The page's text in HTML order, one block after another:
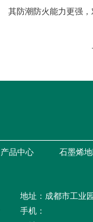
其防潮防火能力更强
产品中心 石墨烯
地址：成都市工业
手机：